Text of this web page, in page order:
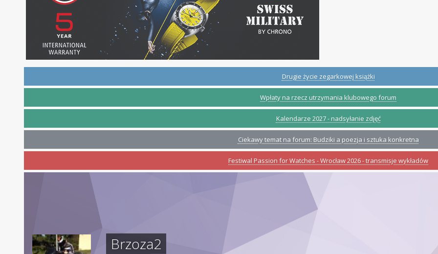
Drugie życie zegarkowej książki
Wpłaty na rzecz utrzymania klubowego forum
Kalendarze 2027 - nadsyłanie zdjęć
Ciekawy temat na forum: Budziki a poezja i sztuka konkretna
Festiwal Passion for Watches - Wrocław 2026 - transmisje wykładów
Brzoza2